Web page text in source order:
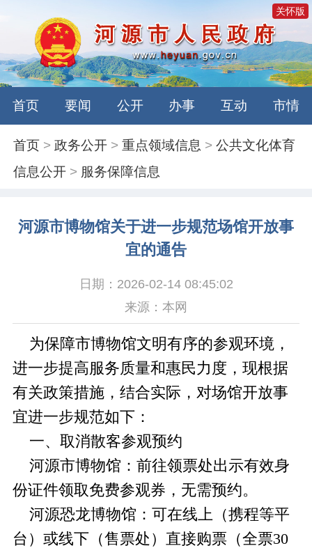
关怀版
首页 要闻 公开 办事 互动 市情
首页 >政务公开 >重点领域信息 >公共文化体育
信息公开 > 服务保障信息
河源市博物馆关于进一步规范场馆开放事
宜的通告
日期：2026-02-14 08:45:02
来源：本网
为保障市博物馆文明有序的参观环境，
进一步提高服务质量和惠民力度，现根据
有关政策措施，结合实际，对场馆开放事
宜进一步规范如下：
一、取消散客参观预约
河源市博物馆：前往领票处出示有效身
份证件领取免费参观券，无需预约。
河源恐龙博物馆：可在线上（携程等平
台）或线下（售票处）直接购票（全票30